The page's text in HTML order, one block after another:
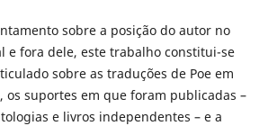
sobre a posição do autor no
e fora dele, este trabalho constitui-se
sobre as traduções de Poe em
os suportes em que foram publicadas –
e livros independentes – e a